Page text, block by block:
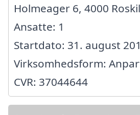
Holmeager 6, 4000
Ansatte: 1
Startdato: 31. august
Virksomhedsform:
CVR: 37044644